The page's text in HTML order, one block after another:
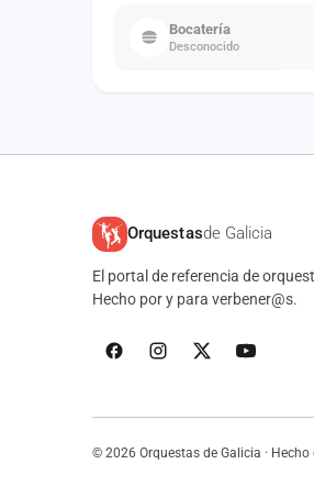
Bocatería
Desconocido
Orquestasde Galicia
El portal de referencia de
Hecho por y para verbener@s.
© 2026 Orquestas de Galicia ·